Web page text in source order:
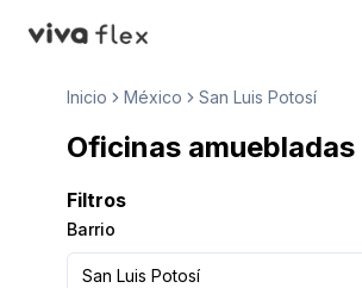
VivaFlex
Inicio México San Luis Potosí
Oficinas
Filtros
Barrio
San Luis Potosí